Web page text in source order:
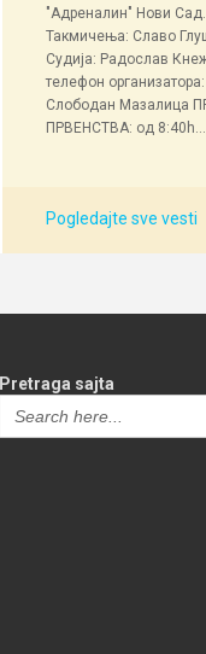
"Адреналин" Нови
Такмичења: Славо
Судија: Радослав
телефон
Слободан Мазалица
ПРВЕНСТВА: од 8:40h...
Pogledajte sve vesti
Pretraga sajta
Search
for: